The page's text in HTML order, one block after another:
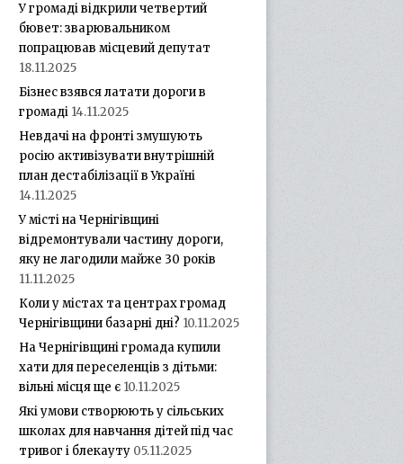
У громаді відкрили четвертий
бювет: зварювальником
попрацював місцевий депутат
18.11.2025
Бізнес взявся латати дороги в
громаді 14.11.2025
Невдачі на фронті змушують
росію активізувати внутрішній
план дестабілізації в Україні
14.11.2025
У місті на Чернігівщині
відремонтували частину дороги,
яку не лагодили майже 30 років
11.11.2025
Коли у містах та центрах громад
Чернігівщини базарні дні? 10.11.2025
На Чернігівщині громада купили
хати для переселенців з дітьми:
вільні місця ще є 10.11.2025
Які умови створюють у сільських
школах для навчання дітей під час
тривог і блекауту 05.11.2025